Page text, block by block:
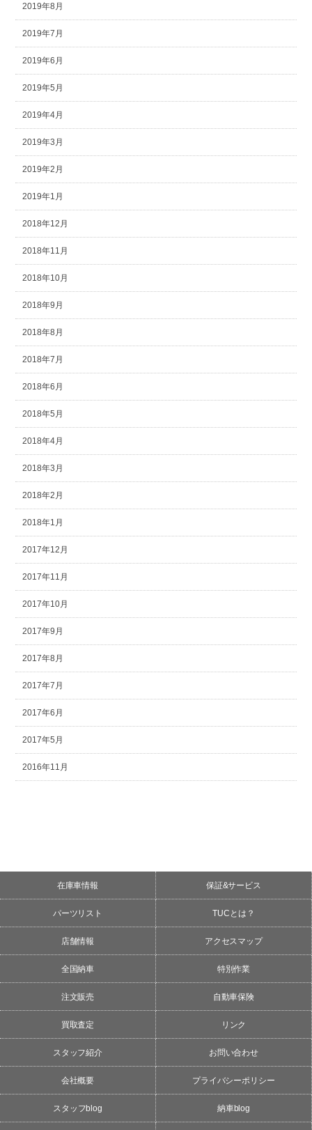
2019年8月
2019年7月
2019年6月
2019年5月
2019年4月
2019年3月
2019年2月
2019年1月
2018年12月
2018年11月
2018年10月
2018年9月
2018年8月
2018年7月
2018年6月
2018年5月
2018年4月
2018年3月
2018年2月
2018年1月
2017年12月
2017年11月
2017年10月
2017年9月
2017年8月
2017年7月
2017年6月
2017年5月
2016年11月
在庫車情報 保証&サービス
パーツリスト TUCとは？
店舗情報 アクセスマップ
全国納車 特別作業
注文販売 自動車保険
買取査定 リンク
スタッフ紹介 お問い合わせ
会社概要 プライバシーポリシー
スタッフblog 納車blog